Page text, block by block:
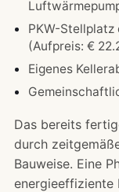
PKW-
(Aufpreis: €
Eigenes
Das bereits
durch
Bauweise. Eine
energieeffiziente